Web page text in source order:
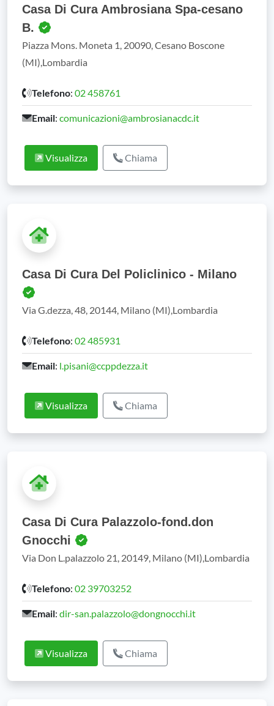
Casa Di Cura Ambrosiana Spa-cesano
B.
Piazza Mons. Moneta 1, 20090, Cesano Boscone
(MI),Lombardia
Telefono: 02 458761
Email: comunicazioni@ambrosianacdc.it
Visualizza Chiama
Casa Di Cura Del Policlinico - Milano
Via G.dezza, 48, 20144, Milano (MI),Lombardia
Telefono: 02 485931
Email: l.pisani@ccppdezza.it
Visualizza Chiama
Casa Di Cura Palazzolo-fond.don
Gnocchi
Via Don L.palazzolo 21, 20149, Milano (MI),Lombardia
Telefono: 02 39703252
Email: dir-san.palazzolo@dongnocchi.it
Visualizza Chiama